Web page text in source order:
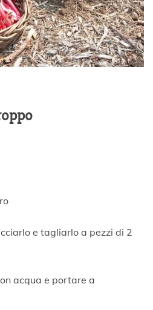
e tagliarlo a pezzi di 2
acqua e portare a